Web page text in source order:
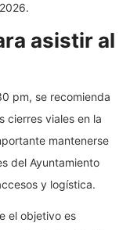
asistir al
pm, se recomienda
cierres viales en la
mantenerse
del Ayuntamiento
y logística.
el objetivo es